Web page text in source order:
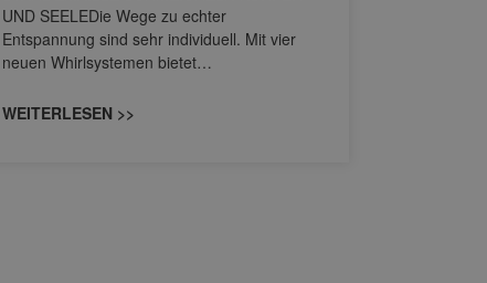
UND SEELEDie Wege zu echter
Entspannung sind sehr individuell. Mit vier
neuen Whirlsystemen bietet…
WEITERLESEN >>